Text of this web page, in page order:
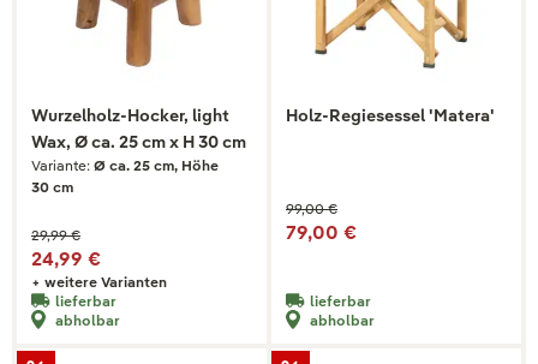
Wurzelholz-Hocker, light
Wax, Ø ca. 25 cm x H 30 cm
Variante: Ø ca. 25 cm, Höhe
30 cm
29,99 €
24,99 €
+ weitere Varianten
lieferbar
abholbar
Holz-Regiesessel 'Matera'
99,00 €
79,00 €
lieferbar
abholbar